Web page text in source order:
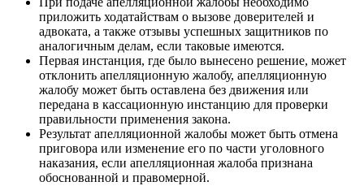
приложить ходатайствам о вызове доверителей и
адвоката, а также отзывы успешных защитников по
аналогичным делам, если таковые имеются.
Первая инстанция, где было вынесено решение, может
отклонить апелляционную жалобу, апелляционную
жалобу может быть оставлена без движения или
передана в кассационную инстанцию для проверки
правильности применения закона.
Результат апелляционной жалобы может быть отмена
приговора или изменение его по части уголовного
наказания, если апелляционная жалоба признана
обоснованной и правомерной.